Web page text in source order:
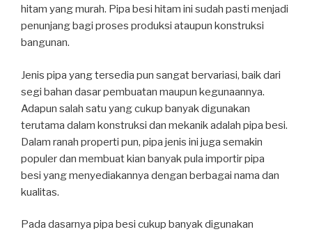
hitam yang murah. Pipa besi hitam ini sudah pasti menjadi
penunjang bagi proses produksi ataupun konstruksi
bangunan.
Jenis pipa yang tersedia pun sangat bervariasi, baik dari
segi bahan dasar pembuatan maupun kegunaannya.
Adapun salah satu yang cukup banyak digunakan
terutama dalam konstruksi dan mekanik adalah pipa besi.
Dalam ranah properti pun, pipa jenis ini juga semakin
populer dan membuat kian banyak pula importir pipa
besi yang menyediakannya dengan berbagai nama dan
kualitas.
Pada dasarnya pipa besi cukup banyak digunakan